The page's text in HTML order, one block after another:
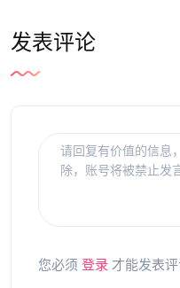
发表评论
您必须 登录 才能发表评